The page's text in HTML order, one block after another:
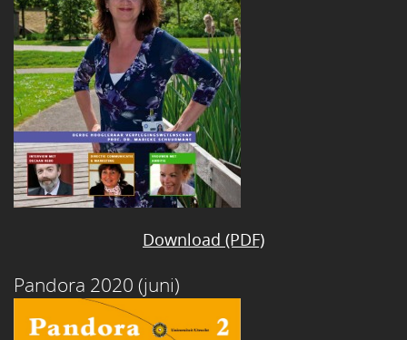
Download (PDF)
Pandora 2020 (juni)